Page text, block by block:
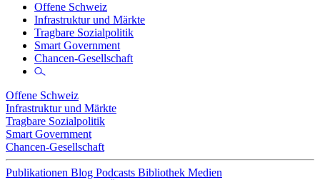
Offene Schweiz
Infrastruktur und Märkte
Tragbare Sozialpolitik
Smart Government
Chancen-Gesellschaft
Offene Schweiz
Infrastruktur und Märkte
Tragbare Sozialpolitik
Smart Government
Chancen-Gesellschaft
Publikationen Blog Podcasts Bibliothek Medien